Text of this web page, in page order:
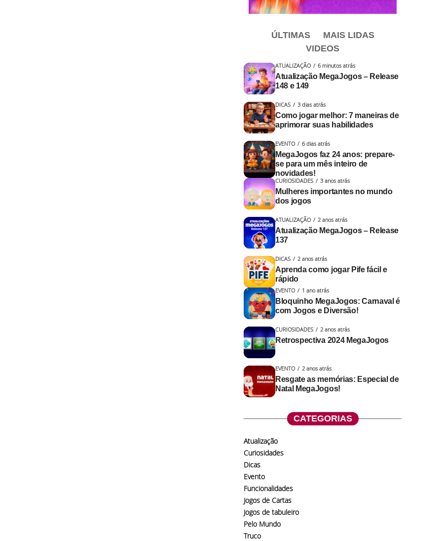
ÚLTIMAS
MAIS LIDAS
VIDEOS
ATUALIZAÇÃO 6 minutos atrás
Atualização MegaJogos – Release
148 e 149
DICAS 3 dias atrás
Como jogar melhor: 7 maneiras de
aprimorar suas habilidades
EVENTO 6 dias atrás
MegaJogos faz 24 anos: prepare-
se para um mês inteiro de
novidades!
CURIOSIDADES 3 anos atrás
Mulheres importantes no mundo
dos jogos
ATUALIZAÇÃO 2 anos atrás
Atualização MegaJogos – Release
137
DICAS 2 anos atrás
Aprenda como jogar Pife fácil e
rápido
EVENTO 1 ano atrás
Bloquinho MegaJogos: Carnaval é
com Jogos e Diversão!
CURIOSIDADES 2 anos atrás
Retrospectiva 2024 MegaJogos
EVENTO 2 anos atrás
Resgate as memórias: Especial de
Natal MegaJogos!
CATEGORIAS
Atualização
Curiosidades
Dicas
Evento
Funcionalidades
Jogos de Cartas
Jogos de tabuleiro
Pelo Mundo
Truco